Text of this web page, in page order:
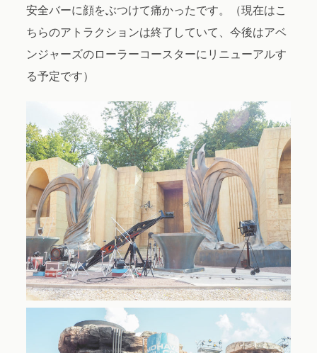
安全バーに顔をぶつけて痛かったです。（現在はこ
ちらのアトラクションは終了していて、今後はアベ
ンジャーズのローラーコースターにリニューアルす
る予定です）